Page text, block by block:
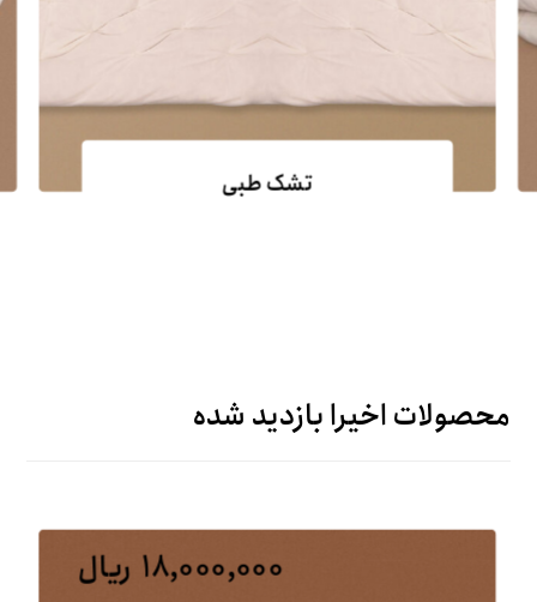
تشک طبی
محصولات اخیرا بازدید شده
۱۸,۰۰۰,۰۰۰ ریال